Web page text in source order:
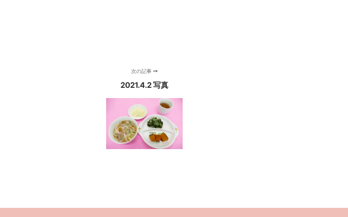
次の記事
2021.4.2 写真